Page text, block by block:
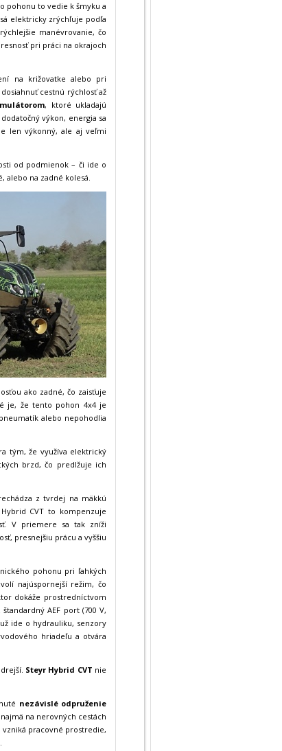
pohonu to vedie k šmyku a
elektricky zrýchľuje podľa
manévrovanie, čo
pri práci na okrajoch
na križovatke alebo pri
cestnú rýchlosť až
, ktoré ukladajú
výkon, energia sa
len výkonný, ale aj veľmi
od podmienok – či ide o
alebo na zadné kolesá.
ako zadné, čo zaisťuje
je, že tento pohon 4x4 je
alebo nepohodlia
tým, že využíva elektrický
brzd, čo predlžuje ich
z tvrdej na mäkkú
CVT to kompenzuje
V priemere sa tak zníži
presnejšiu prácu a vyššiu
pohonu pri ľahkých
najúspornejší režim, čo
dokáže prostredníctvom
AEF port (700 V,
ide o hydrauliku, senzory
hriadeľu a otvára
Steyr Hybrid CVT nie
nezávislé odpruženie
na nerovných cestách
pracovné prostredie,